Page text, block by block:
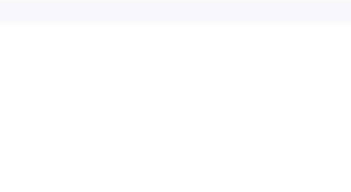
다. ABX TRADE 자금의 안전과 보안에 대한 우